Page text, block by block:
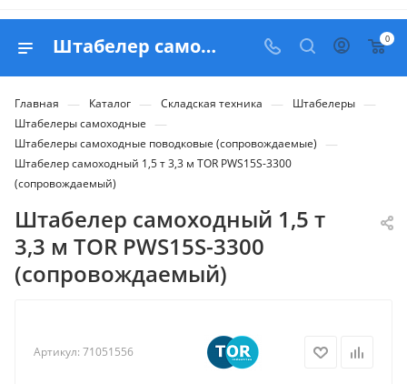
Штабелер самоходный 1,5 т 3,3 м TOR PWS15S-3300 (сопровождаемый) - купить в Belapex 0
Главная — Каталог — Складская техника — Штабелеры —
Штабелеры самоходные —
Штабелеры самоходные поводковые (сопровождаемые) —
Штабелер самоходный 1,5 т 3,3 м TOR PWS15S-3300
(сопровождаемый)
Штабелер самоходный 1,5 т
3,3 м TOR PWS15S-3300
(сопровождаемый)
Артикул: 71051556